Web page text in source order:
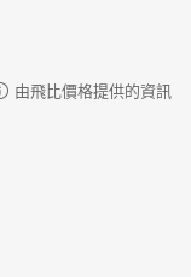
由飛比價格提供的資訊